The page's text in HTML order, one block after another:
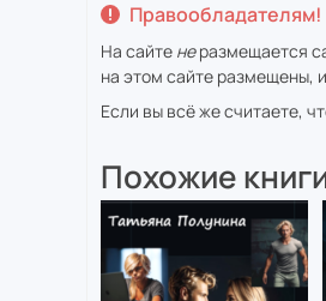
Правообладателям!
На сайте неразмещается
на этом сайте размещены,
Если вы всё же считаете,
Похожие